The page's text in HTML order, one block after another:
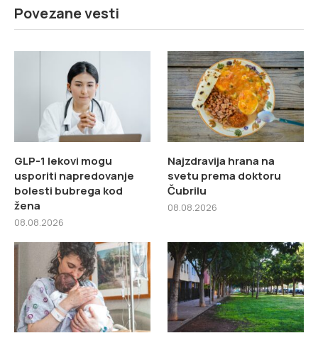
Povezane vesti
GLP-1 lekovi mogu
usporiti napredovanje
bolesti bubrega kod
žena
08.08.2026
Najzdravija hrana na
svetu prema doktoru
Čubrilu
08.08.2026